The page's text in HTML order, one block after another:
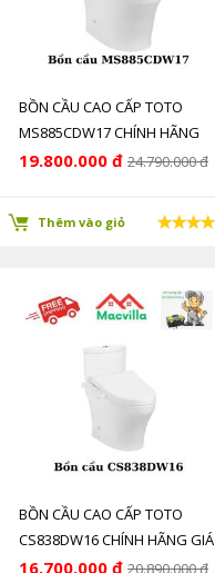
BỒN CẦU CAO CẤP TOTO
MS885CDW17 CHÍNH HÃNG
GIÁ RẺ
19.800.000 đ 24.790.000 đ
Thêm vào giỏ
BỒN CẦU CAO CẤP TOTO
CS838DW16 CHÍNH HÃNG GIÁ
RẺ
16.700.000 đ 20.890.000 đ